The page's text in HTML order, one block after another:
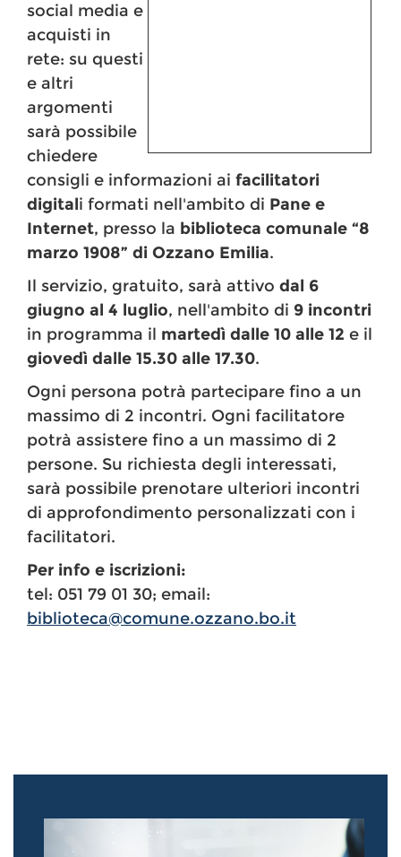
social media e
acquisti in
rete: su questi
e altri
argomenti
sarà possibile
chiedere
consigli e informazioni ai facilitatori
digitali formati nell'ambito di Pane e
Internet, presso la biblioteca comunale “8
marzo 1908” di Ozzano Emilia.
Il servizio, gratuito, sarà attivo dal 6
giugno al 4 luglio, nell'ambito di 9 incontri
in programma il martedì dalle 10 alle 12 e il
giovedì dalle 15.30 alle 17.30.
Ogni persona potrà partecipare fino a un
massimo di 2 incontri. Ogni facilitatore
potrà assistere fino a un massimo di 2
persone. Su richiesta degli interessati,
sarà possibile prenotare ulteriori incontri
di approfondimento personalizzati con i
facilitatori.
Per info e iscrizioni:
tel: 051 79 01 30; email:
biblioteca@comune.ozzano.bo.it